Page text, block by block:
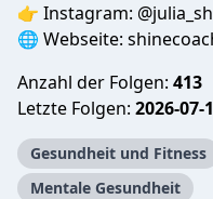
👉 Instagram:
🌐 Webseite:
Anzahl der Folgen: 413
Letzte Folgen: 2026-07-
Gesundheit und Fitness
Mentale Gesundheit